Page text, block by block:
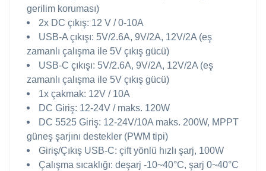
gerilim koruması)
2x DC çıkış: 12 V / 0-10A
USB-A çıkışı: 5V/2.6A, 9V/2A, 12V/2A (eş
zamanlı çalışma ile 5V çıkış gücü)
USB-C çıkışı: 5V/2.6A, 9V/2A, 12V/2A (eş
zamanlı çalışma ile 5V çıkış gücü)
1x çakmak: 12V / 10A
DC Giriş: 12-24V / maks. 120W
DC 5525 Giriş: 12-24V/10A maks. 200W, MPPT
güneş şarjını destekler (PWM tipi)
Giriş/Çıkış USB-C: çift yönlü hızlı şarj, 100W
Çalışma sıcaklığı: deşarj -10~40°C, şarj 0~40°C